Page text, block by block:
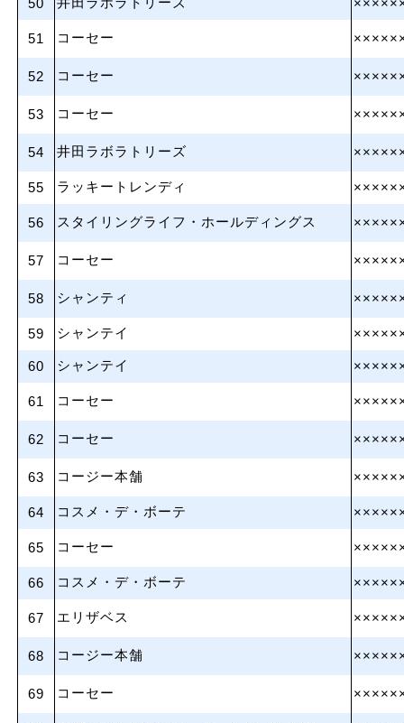
50
51 コーセー
52 コーセー
53 コーセー
54 井田ラボラトリーズ
55 ラッキートレンディ
56 スタイリングライフ・ホールディングス
57 コーセー
58 シャンティ
59 シャンテイ
60 シャンテイ
61 コーセー
62 コーセー
63 コージー本舗
64 コスメ・デ・ボーテ
65 コーセー
66 コスメ・デ・ボーテ
67 エリザベス
68 コージー本舗
69 コーセー